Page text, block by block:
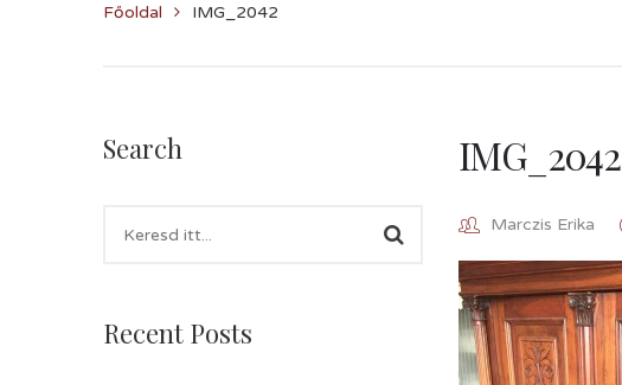
Főoldal IMG_2042
Search
Recent Posts
IMG_2042
Marczis Erika